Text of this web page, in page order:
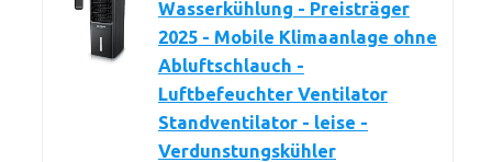
Wasserkühlung - Preisträger
2025 - Mobile Klimaanlage ohne
Abluftschlauch -
Luftbefeuchter Ventilator
Standventilator - leise -
Verdunstungskühler